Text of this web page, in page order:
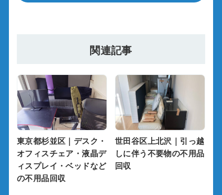
関連記事
東京都杉並区｜デスク・
オフィスチェア・液晶デ
ィスプレイ・ベッドなど
の不用品回収
世田谷区上北沢｜引っ越
しに伴う不要物の不用品
回収